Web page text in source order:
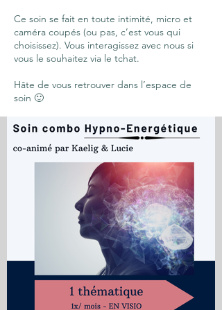
Ce soin se fait en toute intimité, micro et
caméra coupés (ou pas, c’est vous qui
choisissez). Vous interagissez avec nous si
vous le souhaitez via le tchat.
Hâte de vous retrouver dans l’espace de
soin 🙂
Lucie & Kaëlig